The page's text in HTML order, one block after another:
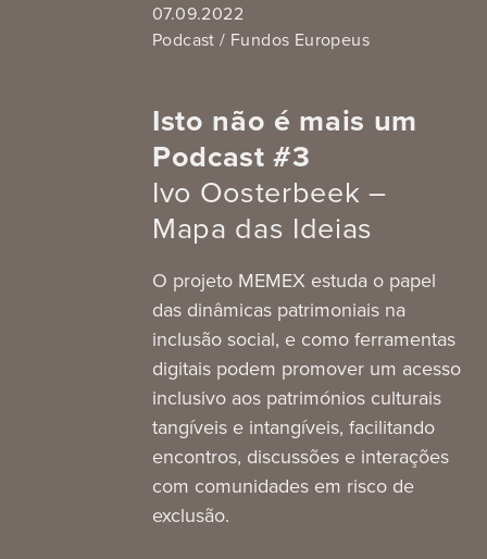
07.09.2022
Podcast / Fundos Europeus
Isto não é mais um
Podcast #3
Ivo Oosterbeek –
Mapa das Ideias
O projeto MEMEX estuda o papel
das dinâmicas patrimoniais na
inclusão social, e como ferramentas
digitais podem promover um acesso
inclusivo aos patrimónios culturais
tangíveis e intangíveis, facilitando
encontros, discussões e interações
com comunidades em risco de
exclusão.